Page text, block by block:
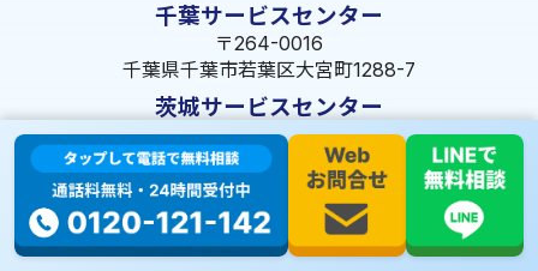
千葉サービスセンター
〒264-0016
千葉県千葉市若葉区大宮町1288-7
茨城サービスセンター
〒309-1717 茨城県笠間市旭町322-2 102号
長野サービスセンター
〒380-0921 長野県長野市大字栗田653-141 皐月ビル
名古屋サービスセンター
〒455-0014 名古屋市港区港楽3-13-22